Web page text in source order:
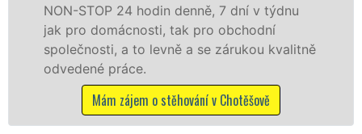
celém okresu Plzeň-jih se zárukou kvality
franchisové sítě EXTRA STĚHOVÁNÍ.
Nabízíme stěhovací služby NON-STOP
včetně víkendů a svátků bez příplatků.
Mám zájem o stěhovací služby v Chotěšově